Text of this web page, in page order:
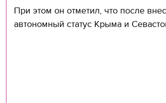
При этом он отметил, что после
автономный статус Крыма и